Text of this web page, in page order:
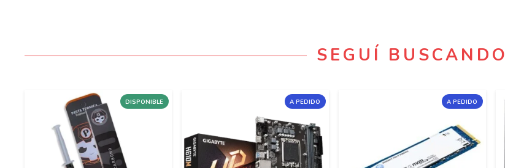
SEGUÍ BUSCANDO
DISPONIBLE A PEDIDO A PEDIDO